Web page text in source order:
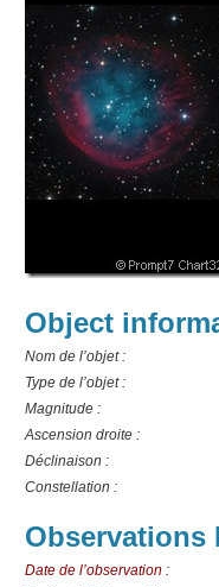
Object
Nom de l’objet :
Type de l’objet :
Magnitude :
Ascension droite :
Déclinaison :
Constellation :
Observations
Date de l’observation :